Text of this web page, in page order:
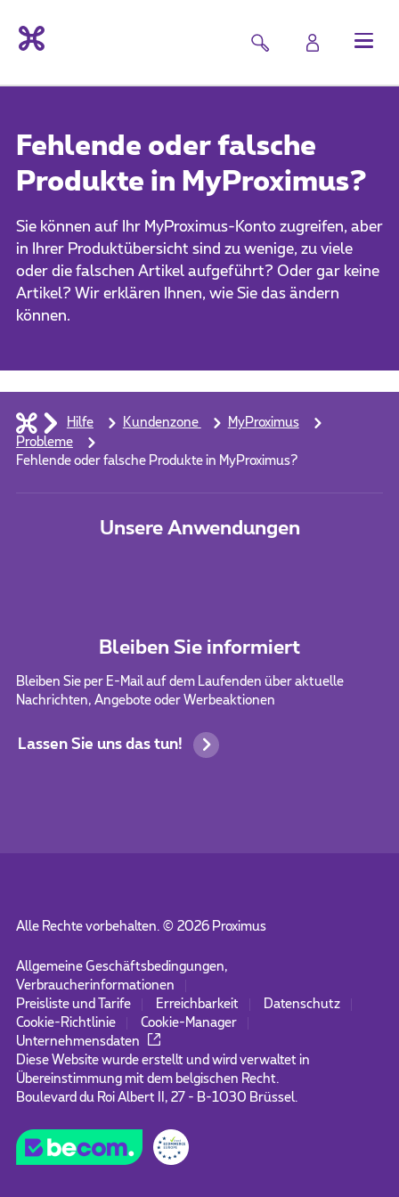
Fehlende oder falsche
Produkte in MyProximus?
Sie können auf Ihr MyProximus-Konto zugreifen, aber
in Ihrer Produktübersicht sind zu wenige, zu viele
oder die falschen Artikel aufgeführt? Oder gar keine
Artikel? Wir erklären Ihnen, wie Sie das ändern
können.
Hilfe Kundenzone
MyProximus
Probleme
Fehlende oder falsche Produkte in MyProximus?
Unsere Anwendungen
Bleiben Sie informiert
Bleiben Sie per E-Mail auf dem Laufenden über aktuelle
Nachrichten, Angebote oder Werbeaktionen
Lassen Sie uns das tun!
Alle Rechte vorbehalten. © 2026Proximus
Allgemeine Geschäftsbedingungen,
Verbraucherinformationen
Preisliste und Tarife
Erreichbarkeit
Datenschutz
Cookie-Richtlinie
Cookie-Manager
Unternehmensdaten
Diese Website wurde erstellt und wird verwaltet in
Übereinstimmung mit dem belgischen Recht.
Boulevard du Roi Albert II, 27 - B-1030 Brüssel.